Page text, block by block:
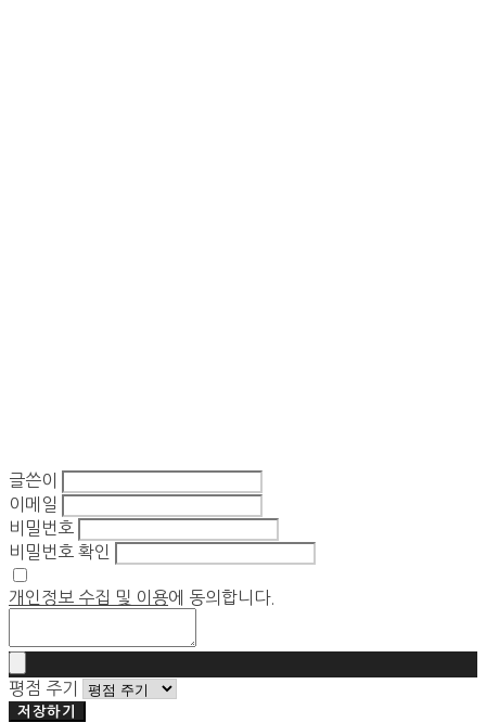
글쓴이
이메일
비밀번호
비밀번호 확인
개인정보 수집 및 이용에 동의합니다.
평점 주기
저장하기